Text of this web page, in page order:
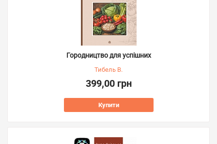
Городництво для успішних
Тибель В.
399,00 грн
Купити